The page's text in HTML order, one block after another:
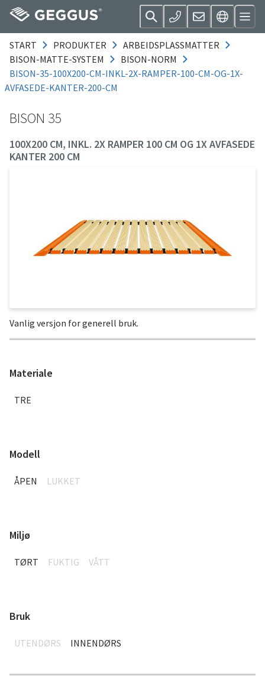
START PRODUKTER
ARBEIDSPLASSMATTER
BISON-MATTE-SYSTEM
BISON-NORM
BISON-35-100X200-CM-INKL-2X-RAMPER-100-CM-OG-1X-
AVFASEDE-KANTER-200-CM
BISON 35
100X200 CM, INKL. 2X RAMPER 100 CM OG 1X AVFASEDE
KANTER 200 CM
Vanlig versjon for generell bruk.
Materiale
TRE
Modell
ÅPEN LUKKET
Miljø
TØRT FUKTIG VÅTT
Bruk
UTENDØRS INNENDØRS